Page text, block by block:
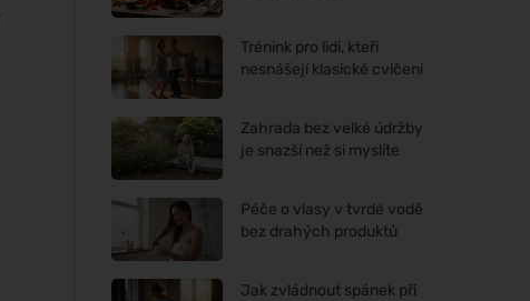
Trénink pro lidi, kteří
nesnášejí klasické cvičení
Zahrada bez velké údržby
je snazší než si myslíte
Péče o vlasy v tvrdé vodě
bez drahých produktů
Jak zvládnout spánek při